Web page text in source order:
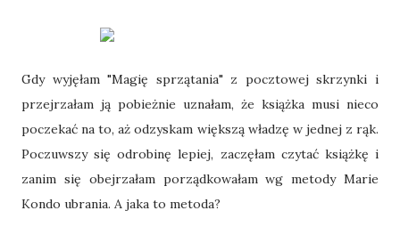
Gdy wyjęłam "Magię sprzątania" z pocztowej skrzynki i
przejrzałam ją pobieżnie uznałam, że książka musi nieco
poczekać na to, aż odzyskam większą władzę w jednej z rąk.
Poczuwszy się odrobinę lepiej, zaczęłam czytać książkę i
zanim się obejrzałam porządkowałam wg metody Marie
Kondo ubrania. A jaka to metoda?